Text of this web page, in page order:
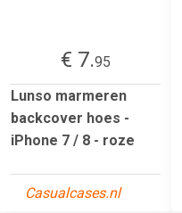
€ 7.95
Lunso marmeren
backcover hoes -
iPhone 7 / 8 - roze
Casualcases.nl